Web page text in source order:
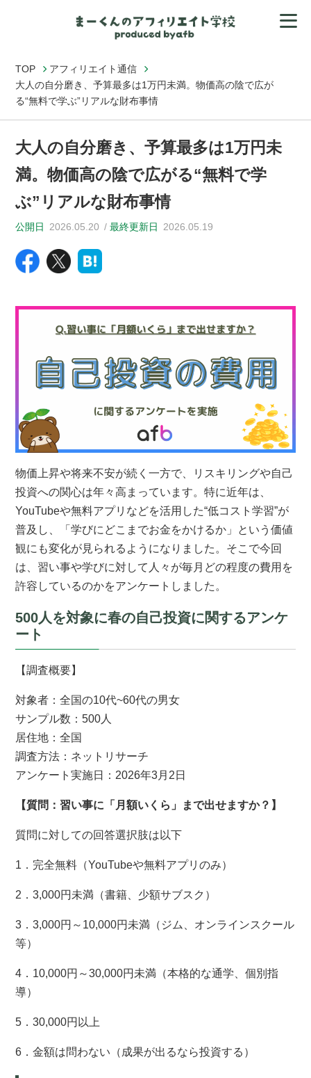
TOP
アフィリエイト通信
大人の自分磨き、予算最多は1万円未満。物価高の陰で広が
る“無料で学ぶ”リアルな財布事情
大人の自分磨き、予算最多は1万円未
満。物価高の陰で広がる“無料で学
ぶ”リアルな財布事情
公開日 2026.05.20 最終更新日 2026.05.19
物価上昇や将来不安が続く一方で、リスキリングや自己
投資への関心は年々高まっています。特に近年は、
YouTubeや無料アプリなどを活用した“低コスト学習”が
普及し、「学びにどこまでお金をかけるか」という価値
観にも変化が見られるようになりました。そこで今回
は、習い事や学びに対して人々が毎月どの程度の費用を
許容しているのかをアンケートしました。
500人を対象に春の自己投資に関するアンケ
ート
【調査概要】
対象者：全国の10代~60代の男女
サンプル数：500人
居住地：全国
調査方法：ネットリサーチ
アンケート実施日：2026年3月2日
【質問：習い事に「月額いくら」まで出せますか？】
質問に対しての回答選択肢は以下
1．完全無料（YouTubeや無料アプリのみ）
2．3,000円未満（書籍、少額サブスク）
3．3,000円～10,000円未満（ジム、オンラインスクール
等）
4．10,000円～30,000円未満（本格的な通学、個別指
導）
5．30,000円以上
6．金額は問わない（成果が出るなら投資する）